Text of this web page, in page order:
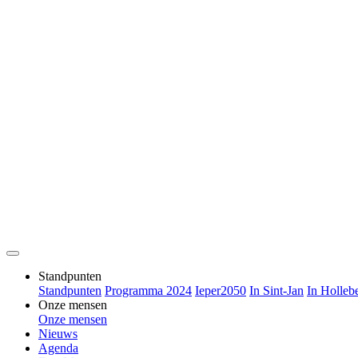
Standpunten
Standpunten Programma 2024 Ieper2050 In Sint-Jan In
Onze mensen
Onze mensen
Nieuws
Agenda